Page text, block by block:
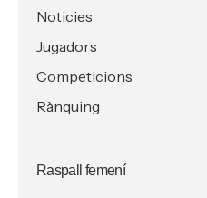
Noticies
Jugadors
Competicions
Rànquing
Raspall femení